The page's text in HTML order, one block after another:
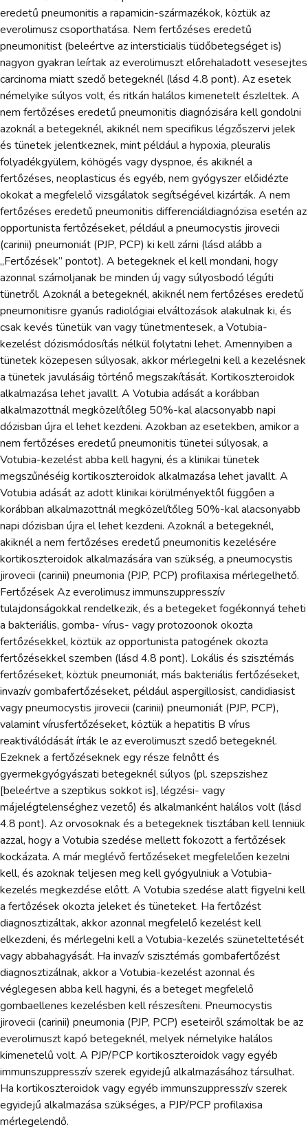
eredetű pneumonitis a rapamicin-származékok, köztük az
everolimusz csoporthatása. Nem fertőzéses eredetű
pneumonitist (beleértve az intersticialis tüdőbetegséget is)
nagyon gyakran leírtak az everolimuszt előrehaladott vesesejtes
carcinoma miatt szedő betegeknél (lásd 4.8 pont). Az esetek
némelyike súlyos volt, és ritkán halálos kimenetelt észleltek. A
nem fertőzéses eredetű pneumonitis diagnózisára kell gondolni
azoknál a betegeknél, akiknél nem specifikus légzőszervi jelek
és tünetek jelentkeznek, mint például a hypoxia, pleuralis
folyadékgyülem, köhögés vagy dyspnoe, és akiknél a
fertőzéses, neoplasticus és egyéb, nem gyógyszer előidézte
okokat a megfelelő vizsgálatok segítségével kizárták. A nem
fertőzéses eredetű pneumonitis differenciáldiagnózisa esetén az
opportunista fertőzéseket, például a pneumocystis jirovecii
(carinii) pneumoniát (PJP, PCP) ki kell zárni (lásd alább a
„Fertőzések” pontot). A betegeknek el kell mondani, hogy
azonnal számoljanak be minden új vagy súlyosbodó légúti
tünetről. Azoknál a betegeknél, akiknél nem fertőzéses eredetű
pneumonitisre gyanús radiológiai elváltozások alakulnak ki, és
csak kevés tünetük van vagy tünetmentesek, a Votubia-
kezelést dózismódosítás nélkül folytatni lehet. Amennyiben a
tünetek közepesen súlyosak, akkor mérlegelni kell a kezelésnek
a tünetek javulásáig történő megszakítását. Kortikoszteroidok
alkalmazása lehet javallt. A Votubia adását a korábban
alkalmazottnál megközelítőleg 50%-kal alacsonyabb napi
dózisban újra el lehet kezdeni. Azokban az esetekben, amikor a
nem fertőzéses eredetű pneumonitis tünetei súlyosak, a
Votubia-kezelést abba kell hagyni, és a klinikai tünetek
megszűnéséig kortikoszteroidok alkalmazása lehet javallt. A
Votubia adását az adott klinikai körülményektől függően a
korábban alkalmazottnál megközelítőleg 50%-kal alacsonyabb
napi dózisban újra el lehet kezdeni. Azoknál a betegeknél,
akiknél a nem fertőzéses eredetű pneumonitis kezelésére
kortikoszteroidok alkalmazására van szükség, a pneumocystis
jirovecii (carinii) pneumonia (PJP, PCP) profilaxisa mérlegelhető.
Fertőzések Az everolimusz immunszuppresszív
tulajdonságokkal rendelkezik, és a betegeket fogékonnyá teheti
a bakteriális, gomba- vírus- vagy protozoonok okozta
fertőzésekkel, köztük az opportunista patogének okozta
fertőzésekkel szemben (lásd 4.8 pont). Lokális és szisztémás
fertőzéseket, köztük pneumoniát, más bakteriális fertőzéseket,
invazív gombafertőzéseket, például aspergillosist, candidiasist
vagy pneumocystis jirovecii (carinii) pneumoniát (PJP, PCP),
valamint vírusfertőzéseket, köztük a hepatitis B vírus
reaktiválódását írták le az everolimuszt szedő betegeknél.
Ezeknek a fertőzéseknek egy része felnőtt és
gyermekgyógyászati betegeknél súlyos (pl. szepszishez
[beleértve a szeptikus sokkot is], légzési- vagy
májelégtelenséghez vezető) és alkalmanként halálos volt (lásd
4.8 pont). Az orvosoknak és a betegeknek tisztában kell lenniük
azzal, hogy a Votubia szedése mellett fokozott a fertőzések
kockázata. A már meglévő fertőzéseket megfelelően kezelni
kell, és azoknak teljesen meg kell gyógyulniuk a Votubia-
kezelés megkezdése előtt. A Votubia szedése alatt figyelni kell
a fertőzések okozta jeleket és tüneteket. Ha fertőzést
diagnosztizáltak, akkor azonnal megfelelő kezelést kell
elkezdeni, és mérlegelni kell a Votubia-kezelés szüneteltetését
vagy abbahagyását. Ha invazív szisztémás gombafertőzést
diagnosztizálnak, akkor a Votubia-kezelést azonnal és
véglegesen abba kell hagyni, és a beteget megfelelő
gombaellenes kezelésben kell részesíteni. Pneumocystis
jirovecii (carinii) pneumonia (PJP, PCP) eseteiről számoltak be az
everolimuszt kapó betegeknél, melyek némelyike halálos
kimenetelű volt. A PJP/PCP kortikoszteroidok vagy egyéb
immunszuppresszív szerek egyidejű alkalmazásához társulhat.
Ha kortikoszteroidok vagy egyéb immunszuppresszív szerek
egyidejű alkalmazása szükséges, a PJP/PCP profilaxisa
mérlegelendő.